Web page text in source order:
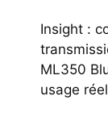
Insight :
ML350
usage